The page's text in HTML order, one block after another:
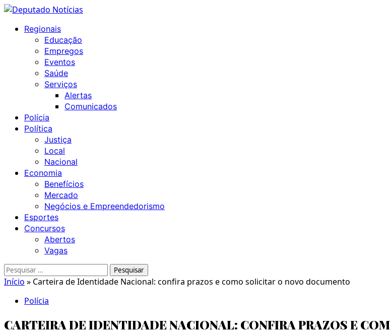
Skip
content
MenuRegionais
Educação
Empregos
Eventos
Saúde
Serviços
Alertas
Comunicados
Polícia
Política
Justiça
Local
Nacional
Economia
Benefícios
Mercado
Negócios e Empreendedorismo
Esportes
Concursos
Abertos
Vagas
Pesquisar
por:
Início » Carteira de Identidade Nacional: confira prazos e como solicitar o novo documento
Polícia
CARTEIRA DE IDENTIDADE NACIONAL: CONFIRA PRAZOS E